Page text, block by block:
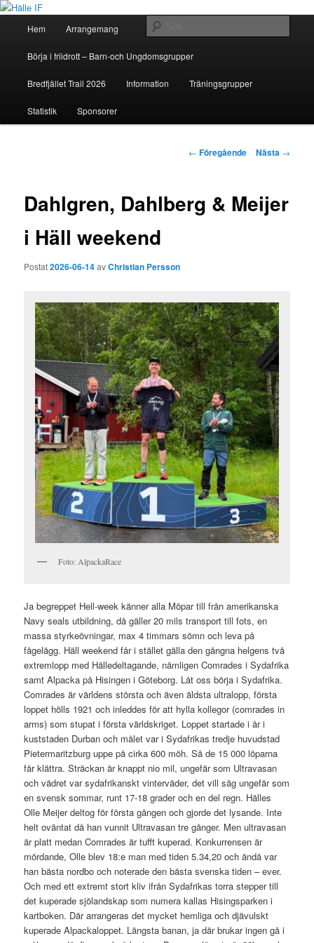
Hälle IF
Hoppa
till
huvudinnehåll
Hem Arrangemang
Börja i friidrott – Barn-och Ungdomsgrupper
Bredfjället Trail 2026 Information Träningsgrupper
Statistik Sponsorer
Inläggsnavigering
← Föregående Nästa →
Dahlgren, Dahlberg & Meijer
i Häll weekend
Postat2026-06-14avChristian Persson
Foto: AlpackaRace
Ja begreppet Hell-week känner alla Möpar till från amerikanska
Navy seals utbildning, då gäller 20 mils transport till fots, en
massa styrkeövningar, max 4 timmars sömn och leva på
fågelägg. Häll weekend får i stället gälla den gångna helgens två
extremlopp med Hälledeltagande, nämligen Comrades i Sydafrika
samt Alpacka på Hisingen i Göteborg. Låt oss börja i Sydafrika.
Comrades är världens största och även äldsta ultralopp, första
loppet hölls 1921 och inleddes för att hylla kollegor (comrades in
arms) som stupat i första världskriget. Loppet startade i år i
kuststaden Durban och målet var i Sydafrikas tredje huvudstad
Pietermaritzburg uppe på cirka 600 möh. Så de 15 000 löparna
får klättra. Sträckan är knappt nio mil, ungefär som Ultravasan
och vädret var sydafrikanskt vinterväder, det vill säg ungefär som
en svensk sommar, runt 17-18 grader och en del regn. Hälles
Olle Meijer deltog för första gången och gjorde det lysande. Inte
helt oväntat då han vunnit Ultravasan tre gånger. Men ultravasan
är platt medan Comrades är tufft kuperad. Konkurrensen är
mördande, Olle blev 18:e man med tiden 5.34,20 och ändå var
han bästa nordbo och noterade den bästa svenska tiden – ever.
Och med ett extremt stort kliv ifrån Sydafrikas torra stepper till
det kuperade sjölandskap som numera kallas Hisingsparken i
kartboken. Där arrangeras det mycket hemliga och djävulskt
kuperade Alpackaloppet. Längsta banan, ja där brukar ingen gå i